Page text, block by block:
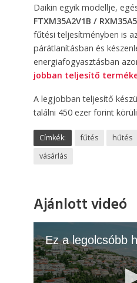
Daikin egyik modellje,
FTXM35A2V1B /
fűtési teljesítményben is
párátlanításban és
energiafogyasztásban
jobban teljesítő
A legjobban teljesítő
találni 450 ezer forint
Címkék: fűtés hűtés
vásárlás
Ajánlott videó
Ez a legolcsóbb